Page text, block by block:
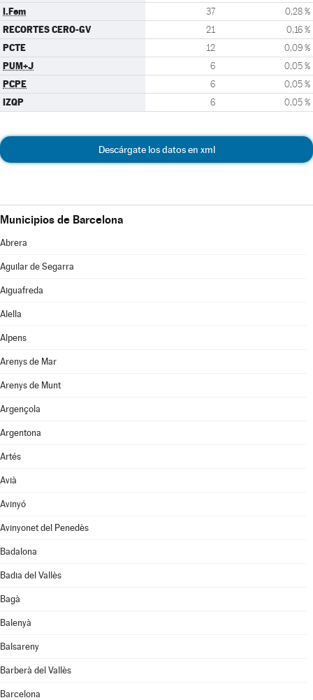
I.Fem 37 0,28 %
RECORTES CERO-GV 21 0,16 %
PCTE 12 0,09 %
PUM+J 6 0,05 %
PCPE 6 0,05 %
IZQP 6 0,05 %
Descárgate los datos en xml
Municipios de Barcelona
Abrera
Aguilar de Segarra
Aiguafreda
Alella
Alpens
Arenys de Mar
Arenys de Munt
Argençola
Argentona
Artés
Avià
Avinyó
Avinyonet del Penedès
Badalona
Badia del Vallès
Bagà
Balenyà
Balsareny
Barberà del Vallès
Barcelona